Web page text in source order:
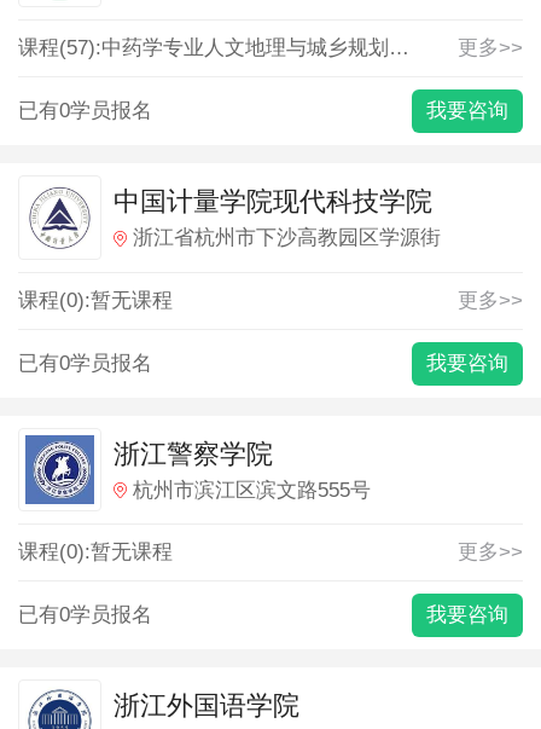
课程(57):中药学专业 人文地理与城乡规划专业 会计学专业
更多>>
已有0学员报名 我要咨询
中国计量学院现代科技学院
浙江省杭州市下沙高教园区学源街
课程(0):暂无课程 更多>>
已有0学员报名 我要咨询
浙江警察学院
杭州市滨江区滨文路555号
课程(0):暂无课程 更多>>
已有0学员报名 我要咨询
浙江外国语学院